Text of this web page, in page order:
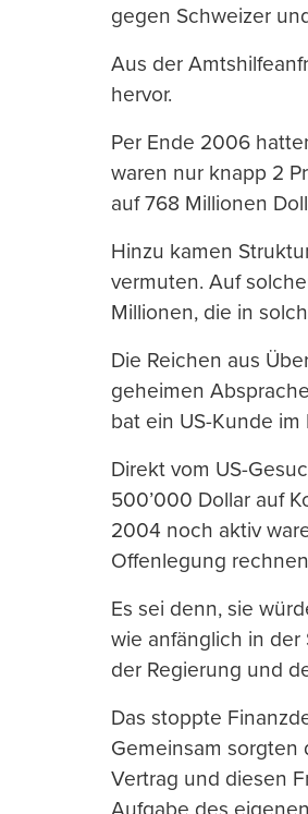
gegen Schweizer
Aus der
hervor.
Per Ende 2006
waren nur knapp 2
auf 768 Millionen
Hinzu kamen
vermuten. Auf
Millionen, die in
Die Reichen aus
geheimen
bat ein US-Kunde
Direkt vom US-
500’000 Dollar auf
2004 noch aktiv
Offenlegung
Es sei denn, sie
wie anfänglich in der
der Regierung und
Das stoppte
Gemeinsam sorgten
Vertrag und diesen